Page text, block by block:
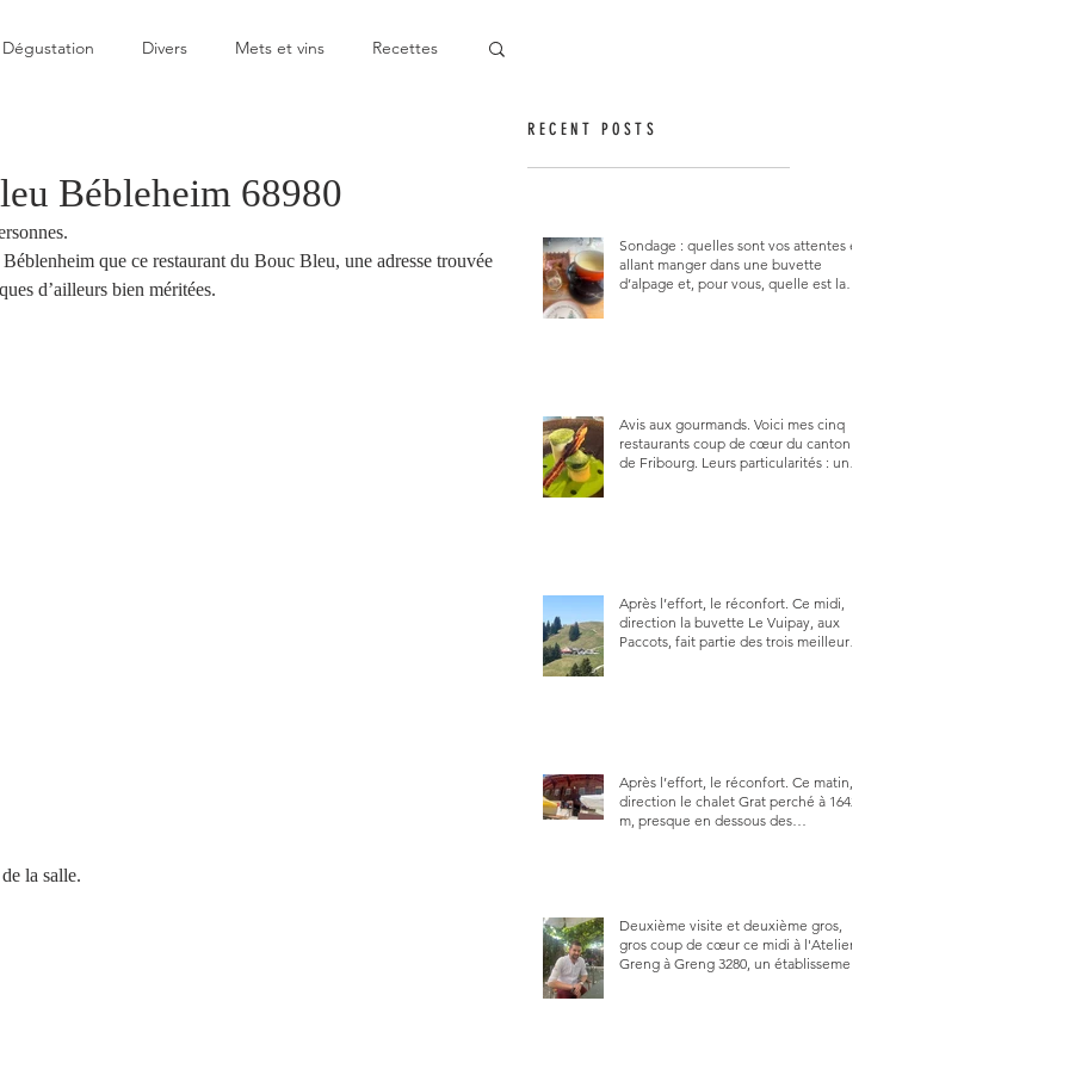
Dégustation Divers Mets et vins Recettes
Bébleheim 68980
que ce restaurant du Bouc Bleu, une adresse trouvée
d’ailleurs bien méritées.
Une partie de la salle.
RECENT POSTS
Sondage : quelles sont vos attentes en
allant manger dans une buvette
d’alpage et, pour vous, quelle est la
Avis aux gourmands. Voici mes cinq
restaurants coup de cœur du canton
de Fribourg. Leurs particularités : un
Après l’effort, le réconfort. Ce midi,
direction la buvette Le Vuipay, aux
Paccots, fait partie des trois meilleures
Après l’effort, le réconfort. Ce matin,
direction le chalet Grat perché à 1642
m, presque en dessous des
Deuxième visite et deuxième gros,
gros coup de cœur ce midi à l'Atelier
Greng à Greng 3280, un établissement